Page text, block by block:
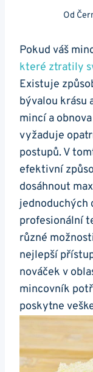
Od
Pokud váš
které ztratily
Existuje
bývalou krásu
mincí a⁤
vyžaduje
postupů.⁣ V⁤
efektivní
‌dosáhnout
jednoduchých
profesionální
různé
nejlepší
nováček v
mincovník
poskytne​